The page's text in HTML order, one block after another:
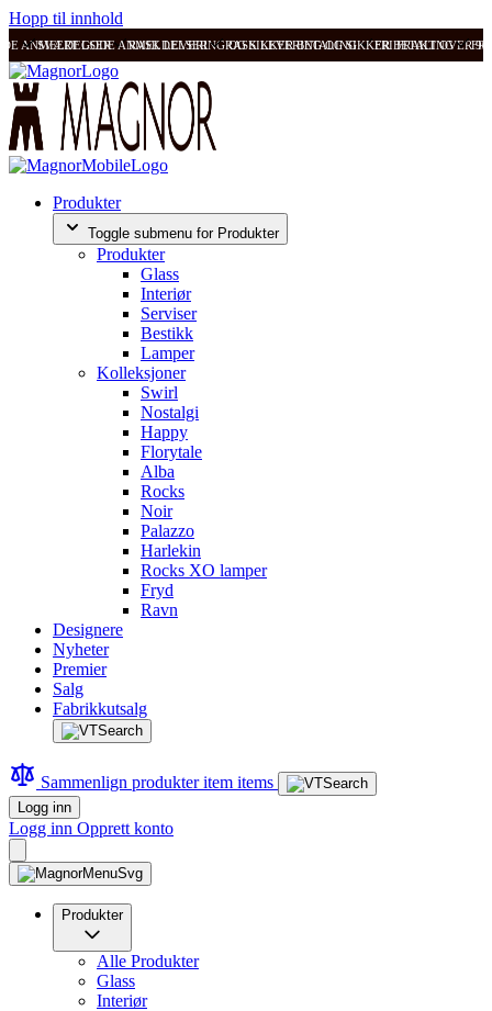
Hopp til innhold
ANMELDELSER RASK LEVERING OG SIKKER BETALING FRI FRAKT OVER
SVÆRT GODE ANMELDELSER RASK LEVERING OG SIKKER BETALING
Produkter
Toggle submenu for Produkter
Produkter
Glass
Interiør
Serviser
Bestikk
Lamper
Kolleksjoner
Swirl
Nostalgi
Happy
Florytale
Alba
Rocks
Noir
Palazzo
Harlekin
Rocks XO lamper
Fryd
Ravn
Designere
Nyheter
Premier
Salg
Fabrikkutsalg
Sammenlign produkteritem items
Logg inn
Logg inn Opprett konto
Produkter
Alle Produkter
Glass
Interiør